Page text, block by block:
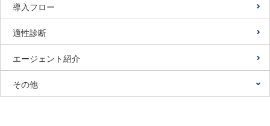
導入フロー
適性診断
エージェント紹介
その他